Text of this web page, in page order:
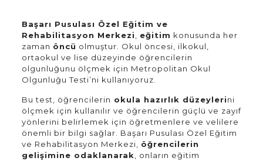
Başarı Pusulası Özel Eğitim ve
Rehabilitasyon Merkezi
eğitim konusunda her
zaman öncü olmuştur. Okul öncesi, ilkokul,
ortaokul ve lise düzeyinde öğrencilerin
olgunluğunu ölçmek için Metropolitan Okul
Olgunluğu Testi’ni kullanıyoruz.
Bu test, öğrencilerin okula hazırlık düzeylerini
ölçmek için kullanılır ve öğrencilerin güçlü ve zayıf
yönlerini belirlemek için öğretmenlere ve velilere
önemli bir bilgi sağlar. Başarı Pusulası Özel Eğitim
ve Rehabilitasyon Merkezi, öğrencilerin
gelişimine odaklanarak
, onların eğitim